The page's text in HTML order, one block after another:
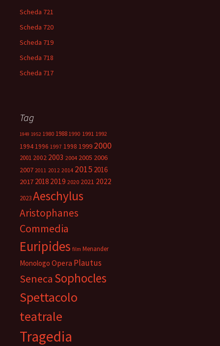
Scheda 721
Scheda 720
Scheda 719
Scheda 718
Scheda 717
Tag
1949 1952 1980 1988 1990 1991 1992
1994 1996 1997 1998 1999 2000
2001 2002 2003 2004 2005 2006
2007 2011 2012 2014 2015 2016
2017 2018 2019 2020 2021 2022
2023Aeschylus
Aristophanes
Commedia
Euripides film Menander
Monologo Opera Plautus
Seneca Sophocles
Spettacolo
teatrale
Tragedia